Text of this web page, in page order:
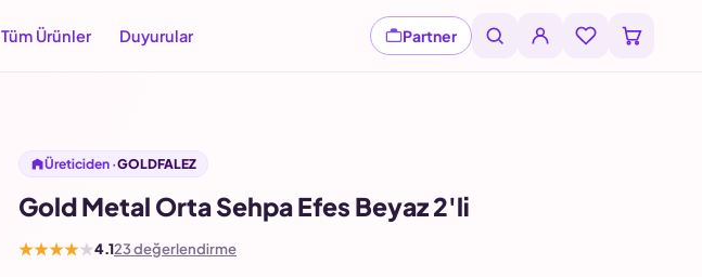
Tüm Ürünler Duyurular Partner
Üreticiden ·GOLDFALEZ
Gold Metal Orta Sehpa Efes Beyaz 2'li
★★★★★4.123 değerlendirme